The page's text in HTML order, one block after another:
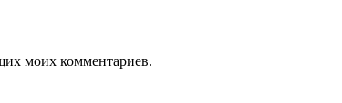
моих комментариев.